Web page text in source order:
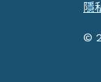
隱
©